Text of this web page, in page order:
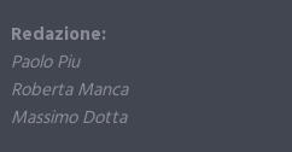
Redazione:
Paolo Piu
Roberta Manca
Massimo Dotta